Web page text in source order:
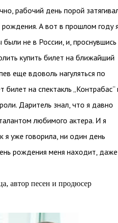
рабочий день порой
А вот в прошлом году
не в России, и, проснувшись
купить билет на ближайший
еще вдоволь нагуляться по
на спектакль „Контрабас“
Даритель знал, что я давно
любимого актера. И я
я уже говорила, ни один день
рождения меня находит, даже
автор песен и продюсер